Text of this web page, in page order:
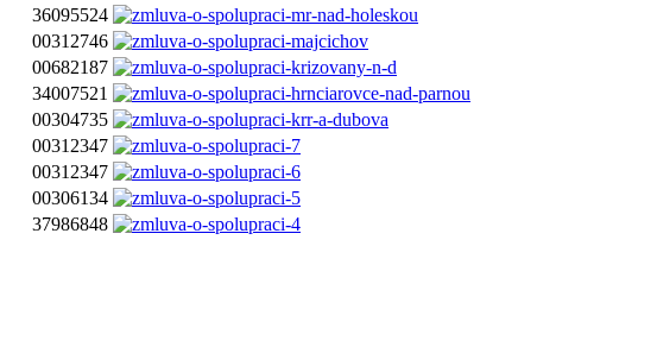
36095524
00312746
00682187
34007521
00304735
00312347
00312347
00306134
37986848